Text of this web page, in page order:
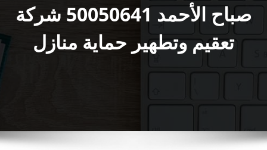
صباح الأحمد 50050641 شركة
تعقيم وتطهير حماية منازل